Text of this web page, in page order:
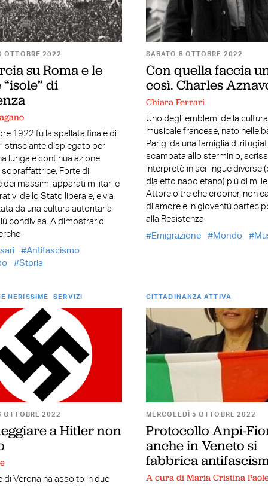
OTTOBRE 2022
su Roma e le
di
1922 fu la spallata finale di
strisciante dispiegato per
lunga e continua azione
sopraffattrice. Forte di
dei massimi apparati militari e
dello Stato liberale, e via
da una cultura autoritaria
condivisa. A dimostrarlo
Antifascismo
Storia
SABATO 8 OTTOBRE 2022
Con quella faccia
così. Charles
Chiara Ferrari
Uno degli emblemi della cultura
musicale francese, nato nelle
Parigi da una famiglia di
scampata allo sterminio,
interpretò in sei lingue diverse
dialetto napoletano) più di
Attore oltre che crooner, non
di amore e in gioventù
alla Resistenza
Emigrazione
Mondo
NERISSIME SERVIZI
OTTOBRE 2022
a Hitler non
di Verona ha assolto in due
CITTADINANZA ATTIVA
MERCOLEDÌ 5 OTTOBRE 2022
Protocollo Anpi-
anche in Veneto si
fabbrica
A cura di Maria Cristina